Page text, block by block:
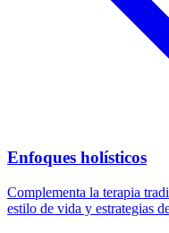
Enfoques holísticos
Complementa la terapia
estilo de vida y estrategias